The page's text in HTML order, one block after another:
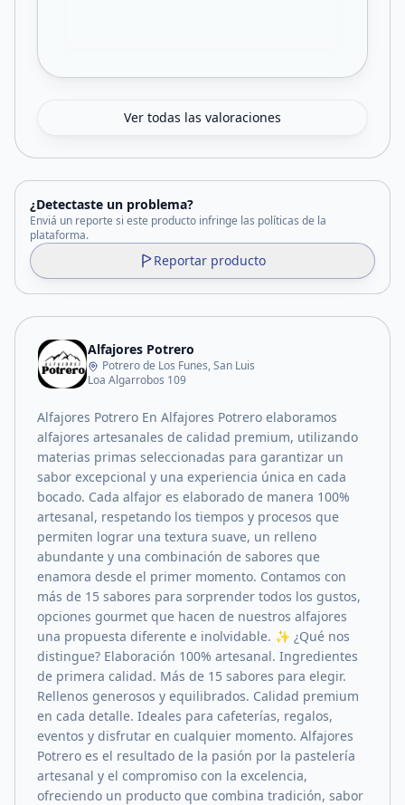
Ver todas las valoraciones
¿Detectaste un problema?
Enviá un reporte si este producto infringe las políticas de la
plataforma.
Reportar producto
Alfajores Potrero
Potrero de Los Funes, San Luis
Loa Algarrobos 109
Alfajores Potrero En Alfajores Potrero elaboramos
alfajores artesanales de calidad premium, utilizando
materias primas seleccionadas para garantizar un
sabor excepcional y una experiencia única en cada
bocado. Cada alfajor es elaborado de manera 100%
artesanal, respetando los tiempos y procesos que
permiten lograr una textura suave, un relleno
abundante y una combinación de sabores que
enamora desde el primer momento. Contamos con
más de 15 sabores para sorprender todos los gustos,
opciones gourmet que hacen de nuestros alfajores
una propuesta diferente e inolvidable. ✨ ¿Qué nos
distingue? Elaboración 100% artesanal. Ingredientes
de primera calidad. Más de 15 sabores para elegir.
Rellenos generosos y equilibrados. Calidad premium
en cada detalle. Ideales para cafeterías, regalos,
eventos y disfrutar en cualquier momento. Alfajores
Potrero es el resultado de la pasión por la pastelería
artesanal y el compromiso con la excelencia,
ofreciendo un producto que combina tradición, sabor